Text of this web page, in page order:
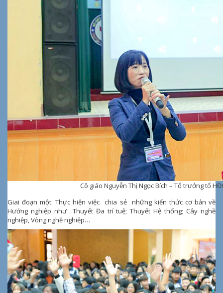
Cô giáo Nguyễn Thị Ngọc Bích – Tổ trưởng tổ
Giai đoạn một: Thực hiện việc chia sẻ những kiến thức cơ bản về
Hướng nghiệp như Thuyết Đa trí tuệ; Thuyết Hệ thống; Cây nghề
nghiệp, Vòng nghề nghiệp…